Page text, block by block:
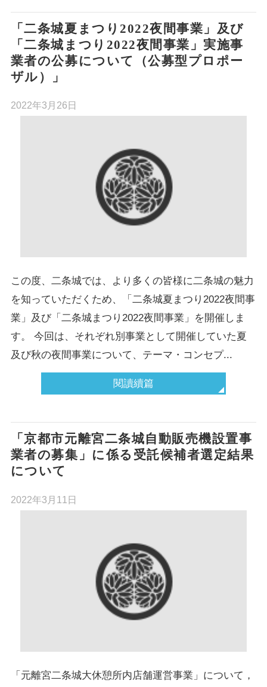
「二条城夏まつり2022夜間事業」及び
「二条城まつり2022夜間事業」実施事
業者の公募について（公募型プロポー
ザル）」
2022年3月26日
この度、二条城では、より多くの皆様に二条城の魅力
を知っていただくため、「二条城夏まつり2022夜間事
業」及び「二条城まつり2022夜間事業」を開催しま
す。 今回は、それぞれ別事業として開催していた夏
及び秋の夜間事業について、テーマ・コンセプ...
閱讀續篇
「京都市元離宮二条城自動販売機設置事
業者の募集」に係る受託候補者選定結果
について
2022年3月11日
「元離宮二条城大休憩所内店舗運営事業」について，